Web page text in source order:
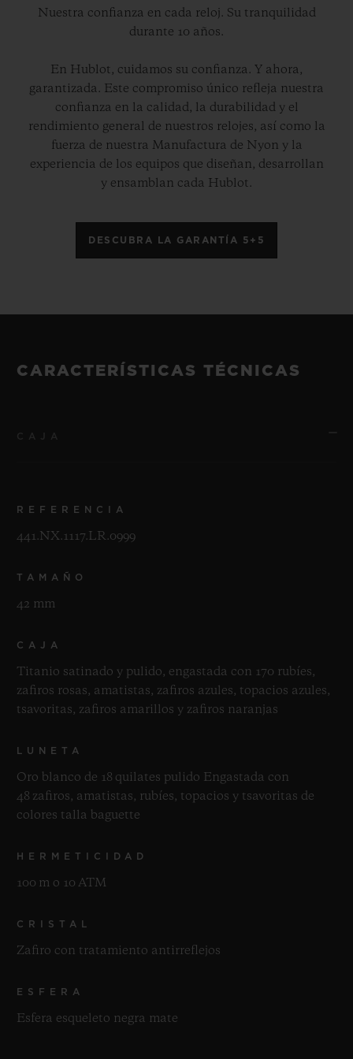
Nuestra confianza en cada reloj. Su tranquilidad
durante 10 años.
En Hublot, cuidamos su confianza. Y ahora,
garantizada. Este compromiso único refleja nuestra
confianza en la calidad, la durabilidad y el
rendimiento general de nuestros relojes, así como la
fuerza de nuestra Manufactura de Nyon y la
experiencia de los equipos que diseñan, desarrollan
y ensamblan cada Hublot.
DESCUBRA LA GARANTÍA 5+5
CARACTERÍSTICAS TÉCNICAS
REFERENCIA
441.NX.1117.LR.0999
TAMAÑO
42 mm
CAJA
Titanio satinado y pulido, engastada con 170 rubíes,
zafiros rosas, amatistas, zafiros azules, topacios azules,
tsavoritas, zafiros amarillos y zafiros naranjas
LUNETA
Oro blanco de 18 quilates pulido Engastada con
48 zafiros, amatistas, rubíes, topacios y tsavoritas de
colores talla baguette
HERMETICIDAD
100 m o 10 ATM
CRISTAL
Zafiro con tratamiento antirreflejos
ESFERA
Esfera esqueleto negra mate